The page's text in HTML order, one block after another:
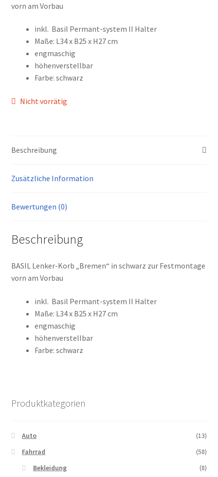
vorn am Vorbau
inkl. Basil Permant-system II Halter
Maße: L34 x B25 x H27 cm
engmaschig
höhenverstellbar
Farbe: schwarz
Nicht vorrätig
Beschreibung
Zusätzliche Information
Bewertungen (0)
Beschreibung
BASIL Lenker-Korb „Bremen“ in schwarz zur Festmontage
vorn am Vorbau
inkl. Basil Permant-system II Halter
Maße: L34 x B25 x H27 cm
engmaschig
höhenverstellbar
Farbe: schwarz
Produktkategorien
Auto
(13)
Fahrrad
(58)
Bekleidung
(8)